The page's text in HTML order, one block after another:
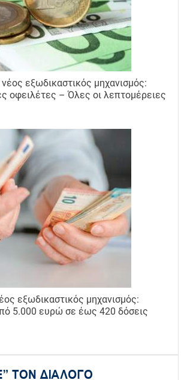
εξωδικαστικός μηχανισμός:
οφειλέτες – Όλες οι λεπτομέρειες
εξωδικαστικός μηχανισμός:
5.000 ευρώ σε έως 420 δόσεις